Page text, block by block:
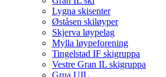
Lygna skisenter
Øståsen skiløyper
Skjerva løypelag
Mylla løypeforening
Tingelstad IF skigruppa
Vestre Gran IL skigruppa
Grua UIL